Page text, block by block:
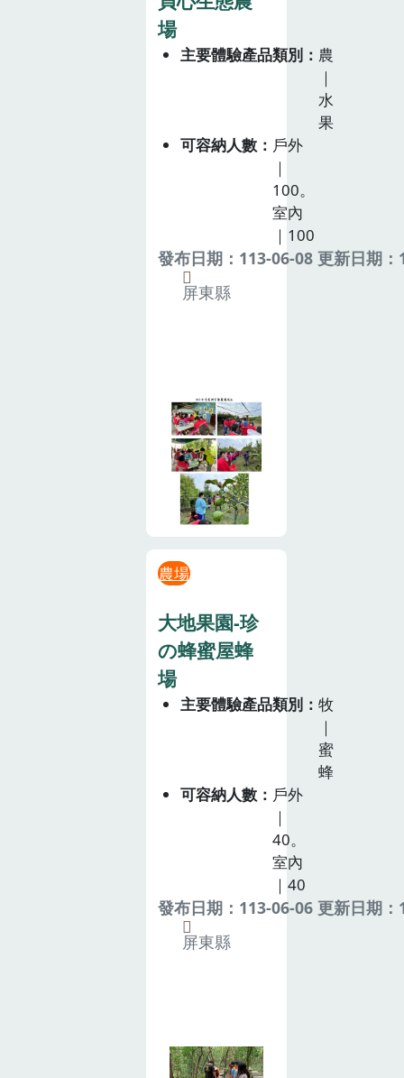
場
主要體驗產品類別
農
｜
水
果
可容納人數
戶外
｜
100。
室內
｜100
發布日期：113-06-08 更新日期
屏東縣
農場
大地果園-珍
の蜂蜜屋蜂
場
主要體驗產品類別
牧
｜
蜜
蜂
可容納人數
戶外
｜
40。
室內
｜40
發布日期：113-06-06 更新日期
屏東縣